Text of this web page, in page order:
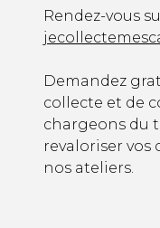
Rendez-vous
Demandez
collecte et de
chargeons du
revaloriser vos
nos ateliers.